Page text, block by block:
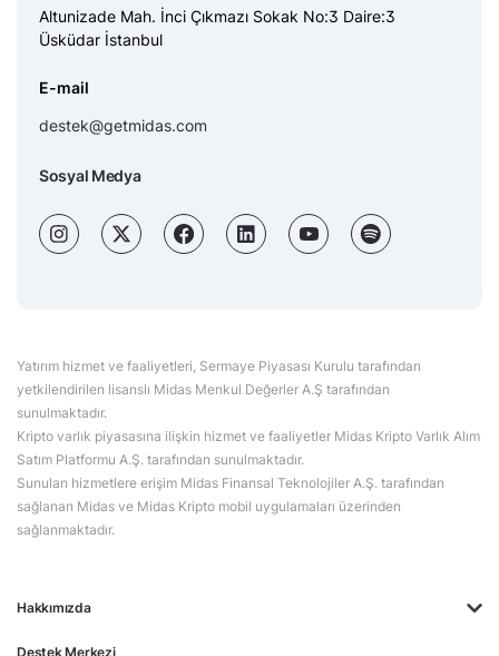
Hakkımızda
Destek Merkezi
Altunizade Mah. İnci Çıkmazı Sokak No:3 Daire:3
Üsküdar İstanbul
E-mail
destek@getmidas.com
Sosyal Medya
Yatırım hizmet ve faaliyetleri, Sermaye Piyasası Kurulu tarafından
yetkilendirilen lisanslı Midas Menkul Değerler A.Ş tarafından
sunulmaktadır.
Kripto varlık piyasasına ilişkin hizmet ve faaliyetler Midas Kripto Varlık Alım
Satım Platformu A.Ş. tarafından sunulmaktadır.
Sunulan hizmetlere erişim Midas Finansal Teknolojiler A.Ş. tarafından
sağlanan Midas ve Midas Kripto mobil uygulamaları üzerinden
sağlanmaktadır.